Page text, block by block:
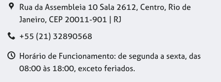
Rua da Assembleia 10 Sala 2612, Centro, Rio de
Janeiro, CEP 20011-901 | RJ
+55 (21) 32890568
Horário de Funcionamento: de segunda a sexta, das
08:00 às 18:00, exceto feriados.